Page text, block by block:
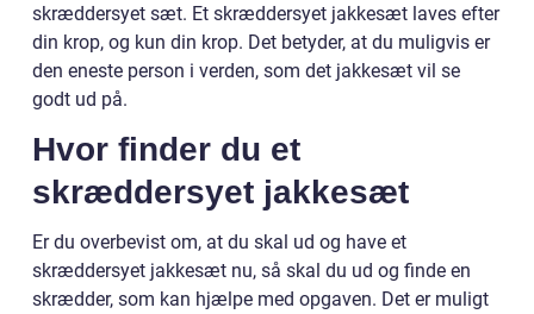
skræddersyet sæt. Et skræddersyet jakkesæt laves efter
din krop, og kun din krop. Det betyder, at du muligvis er
den eneste person i verden, som det jakkesæt vil se
godt ud på.
Hvor finder du et
skræddersyet jakkesæt
Er du overbevist om, at du skal ud og have et
skræddersyet jakkesæt nu, så skal du ud og finde en
skrædder, som kan hjælpe med opgaven. Det er muligt